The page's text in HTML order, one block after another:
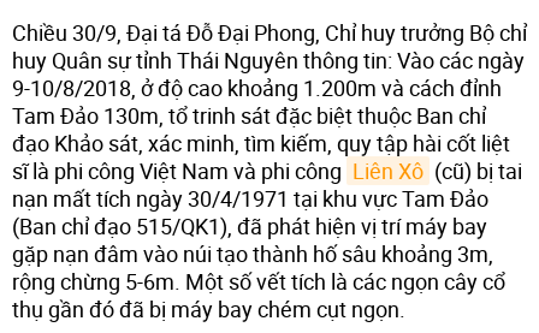
Chiều 30/9, Đại tá Đỗ Đại Phong, Chỉ huy trưởng Bộ chỉ
huy Quân sự tỉnh Thái Nguyên thông tin: Vào các ngày
9-10/8/2018, ở độ cao khoảng 1.200m và cách đỉnh
Tam Đảo 130m, tổ trinh sát đặc biệt thuộc Ban chỉ
đạo Khảo sát, xác minh, tìm kiếm, quy tập hài cốt liệt
sĩ là phi công Việt Nam và phi công Liên Xô (cũ) bị tai
nạn mất tích ngày 30/4/1971 tại khu vực Tam Đảo
(Ban chỉ đạo 515/QK1), đã phát hiện vị trí máy bay
gặp nạn đâm vào núi tạo thành hố sâu khoảng 3m,
rộng chừng 5-6m. Một số vết tích là các ngọn cây cổ
thụ gần đó đã bị máy bay chém cụt ngọn.